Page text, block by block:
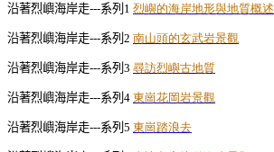
沿著烈嶼海岸走---系列1 烈嶼的海岸地形與地質概述
沿著烈嶼海岸走---系列2 南山頭的玄武岩景觀
沿著烈嶼海岸走---系列3 尋訪烈嶼古地質
沿著烈嶼海岸走---系列4 東崗花岡岩景觀
沿著烈嶼海岸走---系列5 東崗踏浪去